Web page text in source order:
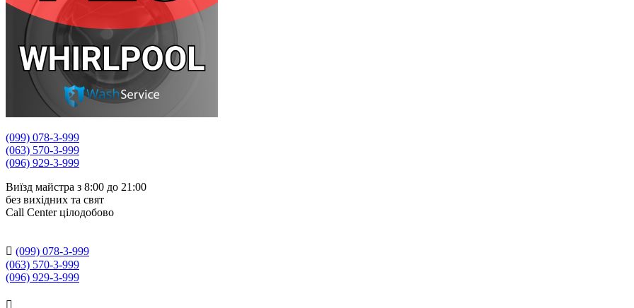
(099) 078-3-999
(063) 570-3-999
(096) 929-3-999
Виїзд майстра з 8:00 до 21:00
без вихідних та свят
Сall Сenter цілодобово
 (099) 078-3-999
(063) 570-3-999
(096) 929-3-999
